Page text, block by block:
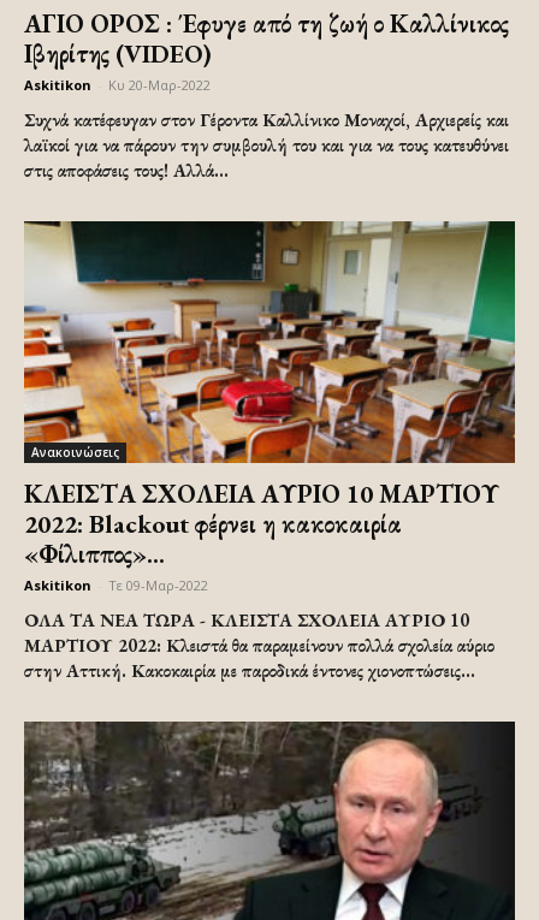
ΑΓΙΟ ΟΡΟΣ : Έφυγε από τη ζωή ο Καλλίνικος
Ιβηρίτης (VIDEO)
Askitikon Κυ 20-Μαρ-2022
Συχνά κατέφευγαν στον Γέροντα Καλλίνικο Μοναχοί, Αρχιερείς και
λαϊκοί για να πάρουν την συμβουλή του και για να τους κατευθύνει
στις αποφάσεις τους! Αλλά...
Ανακοινώσεις
ΚΛΕΙΣΤΑ ΣΧΟΛΕΙΑ ΑΥΡΙΟ 10 ΜΑΡΤΙΟΥ
2022: Blackout φέρνει η κακοκαιρία
«Φίλιππος»...
Askitikon Τε 09-Μαρ-2022
ΟΛΑ ΤΑ ΝΕΑ ΤΩΡΑ - ΚΛΕΙΣΤΑ ΣΧΟΛΕΙΑ ΑΥΡΙΟ 10
ΜΑΡΤΙΟΥ 2022: Κλειστά θα παραμείνουν πολλά σχολεία αύριο
στην Αττική. Κακοκαιρία με παροδικά έντονες χιονοπτώσεις...